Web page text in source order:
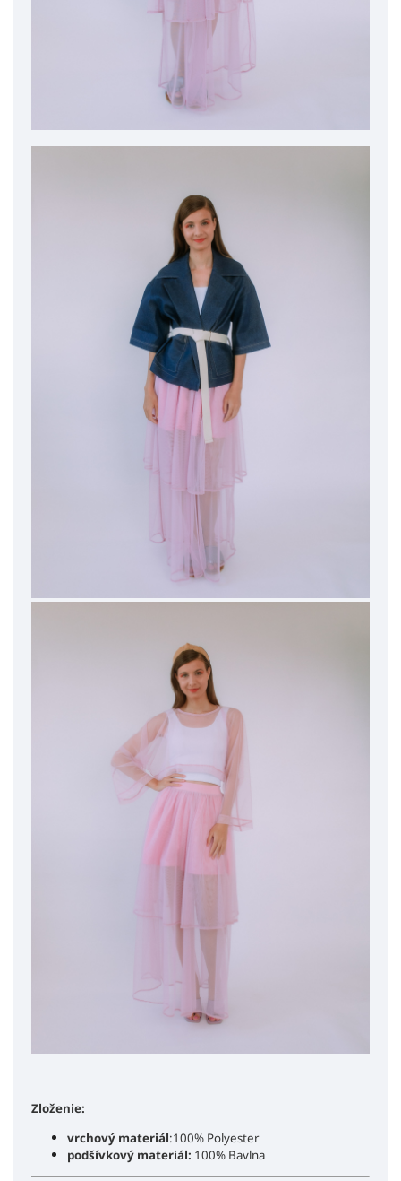
Zloženie:
vrchový materiál:100% Polyester
podšívkový materiál: 100% Bavlna